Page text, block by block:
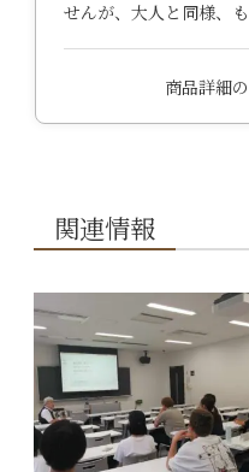
せんが、大人と同様、
商品詳細
関連情報